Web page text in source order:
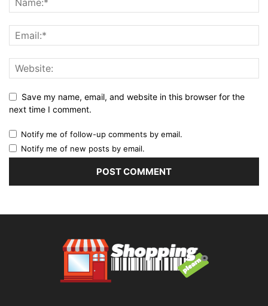
Save my name, email, and website in this browser for the
next time I comment.
Notify me of follow-up comments by email.
Notify me of new posts by email.